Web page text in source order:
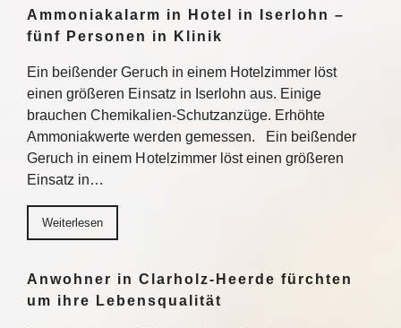
Ammoniakalarm in Hotel in Iserlohn –
fünf Personen in Klinik
Ein beißender Geruch in einem Hotelzimmer löst
einen größeren Einsatz in Iserlohn aus. Einige
brauchen Chemikalien-Schutzanzüge. Erhöhte
Ammoniakwerte werden gemessen. Ein beißender
Geruch in einem Hotelzimmer löst einen größeren
Einsatz in…
Weiterlesen
Anwohner in Clarholz-Heerde fürchten
um ihre Lebensqualität